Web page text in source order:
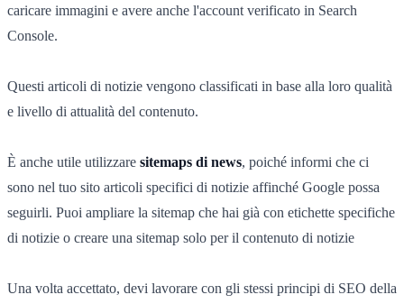
caricare immagini e avere anche l'account verificato in Search
Console.
Questi articoli di notizie vengono classificati in base alla loro qualità
e livello di attualità del contenuto.
È anche utile utilizzare sitemaps di news, poiché informi che ci
sono nel tuo sito articoli specifici di notizie affinché Google possa
seguirli. Puoi ampliare la sitemap che hai già con etichette specifiche
di notizie o creare una sitemap solo per il contenuto di notizie
Una volta accettato, devi lavorare con gli stessi principi di SEO della